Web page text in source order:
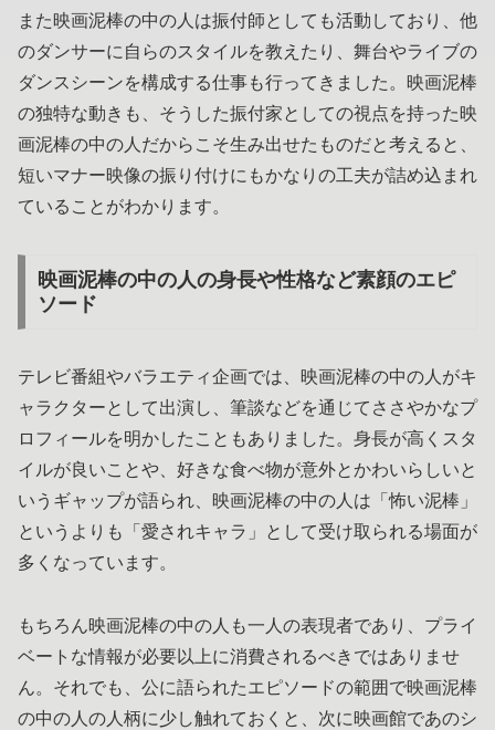
また映画泥棒の中の人は振付師としても活動しており、他
のダンサーに自らのスタイルを教えたり、舞台やライブの
ダンスシーンを構成する仕事も行ってきました。映画泥棒
の独特な動きも、そうした振付家としての視点を持った映
画泥棒の中の人だからこそ生み出せたものだと考えると、
短いマナー映像の振り付けにもかなりの工夫が詰め込まれ
ていることがわかります。
映画泥棒の中の人の身長や性格など素顔のエピ
ソード
テレビ番組やバラエティ企画では、映画泥棒の中の人がキ
ャラクターとして出演し、筆談などを通じてささやかなプ
ロフィールを明かしたこともありました。身長が高くスタ
イルが良いことや、好きな食べ物が意外とかわいらしいと
いうギャップが語られ、映画泥棒の中の人は「怖い泥棒」
というよりも「愛されキャラ」として受け取られる場面が
多くなっています。
もちろん映画泥棒の中の人も一人の表現者であり、プライ
ベートな情報が必要以上に消費されるべきではありませ
ん。それでも、公に語られたエピソードの範囲で映画泥棒
の中の人の人柄に少し触れておくと、次に映画館であのシ